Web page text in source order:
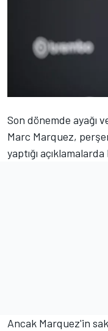
Son dönemde ayağı
Marc Marquez,
yaptığı
Ancak Marquez'in